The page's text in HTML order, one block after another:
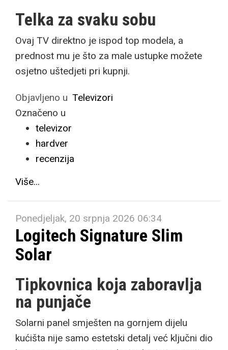
Telka za svaku sobu
Ovaj TV direktno je ispod top modela, a
prednost mu je što za male ustupke možete
osjetno uštedjeti pri kupnji.
Objavljeno u Televizori
Označeno u
televizor
hardver
recenzija
Više...
Ponedjeljak, 20 srpnja 2026 06:34
Logitech Signature Slim
Solar
Tipkovnica koja zaboravlja
na punjače
Solarni panel smješten na gornjem dijelu
kućišta nije samo estetski detalj već ključni dio